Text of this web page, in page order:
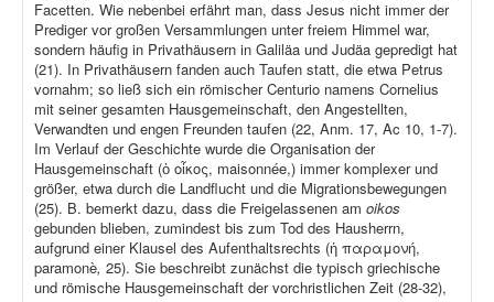
Facetten. Wie nebenbei erfährt man, dass Jesus nicht immer der
Prediger vor großen Versammlungen unter freiem Himmel war,
sondern häufig in Privathäusern in Galiläa und Judäa gepredigt hat
(21). In Privathäusern fanden auch Taufen statt, die etwa Petrus
vornahm; so ließ sich ein römischer Centurio namens Cornelius
mit seiner gesamten Hausgemeinschaft, den Angestellten,
Verwandten und engen Freunden taufen (22, Anm. 17, Ac 10, 1-7).
Im Verlauf der Geschichte wurde die Organisation der
Hausgemeinschaft (ὁ οἶκος, maisonnée,) immer komplexer und
größer, etwa durch die Landflucht und die Migrationsbewegungen
(25). B. bemerkt dazu, dass die Freigelassenen am oikos
gebunden blieben, zumindest bis zum Tod des Hausherrn,
aufgrund einer Klausel des Aufenthaltsrechts (ἡ παραμονή,
paramonè, 25). Sie beschreibt zunächst die typisch griechische
und römische Hausgemeinschaft der vorchristlichen Zeit (28-32),